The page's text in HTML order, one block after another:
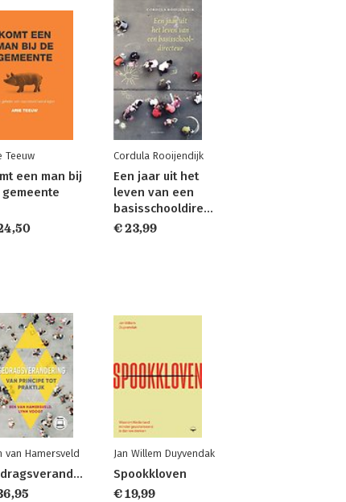
Teeuw
een man bij
gemeente
Cordula Rooijendijk
Een jaar uit het
leven van een
basisschooldirecteur
€ 23,99
van Hamersveld
Gedragsverandering
Jan Willem Duyvendak
Spookkloven
€ 19,99